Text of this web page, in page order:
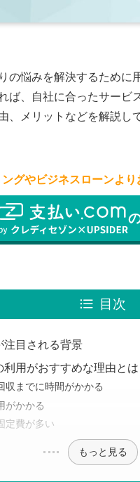
の悩みを解決するため
ば、自社に合ったサービ
、メリットなどを解説し
グやビジネスローンより
目次
注目される背景
用がおすすめな理由とは
収までに時間がかかる
がかかる
定費が多い
もっと見る